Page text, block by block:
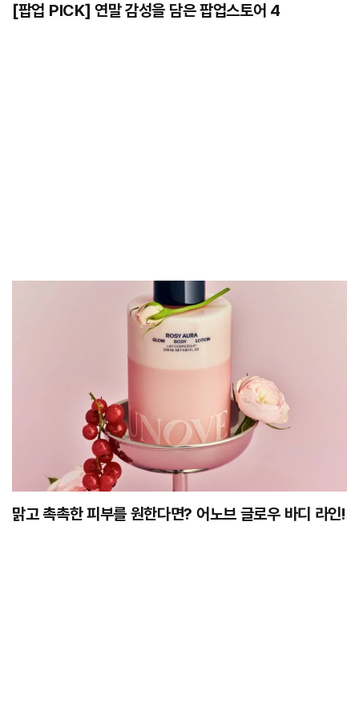
[팝업 PICK] 연말 감성을 담은 팝업스토어 4
맑고 촉촉한 피부를 원한다면? 어노브 글로우 바디 라인!